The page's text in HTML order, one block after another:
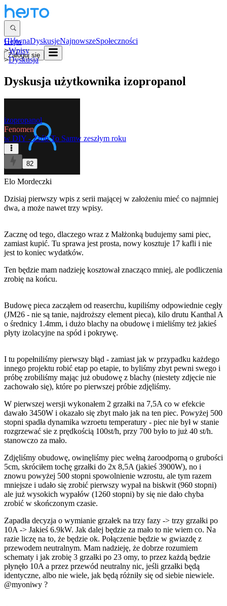
GłównaDyskusjeNajnowszeSpołeczności
Zaloguj się
Hejto
>Wpisy
>Dyskusja
Dyskusja użytkownika izopropanol
izopropanol
Fenomen
w DIY - Zrób To Samw zeszłym roku
82
Elo Mordeczki
Dzisiaj pierwszy wpis z serii mającej w założeniu mieć co najmniej
dwa, a może nawet trzy wpisy.
Zacznę od tego, dlaczego wraz z Małżonką budujemy sami piec,
zamiast kupić. Tu sprawa jest prosta, nowy kosztuje 17 kafli i nie
jest to koniec wydatków.
Ten będzie mam nadzieję kosztował znacząco mniej, ale podliczenia
zrobię na końcu.
Budowę pieca zacząłem od reaserchu, kupiliśmy odpowiednie cegły
(JM26 - nie są tanie, najdroższy element pieca), kilo drutu Kanthal A
o średnicy 1.4mm, i dużo blachy na obudowę i mieliśmy też jakieś
płyty izolacyjne na spód i pokrywę.
I tu popełniliśmy pierwszy błąd - zamiast jak w przypadku każdego
innego projektu robić etap po etapie, to byliśmy zbyt pewni swego i
próbę zrobiliśmy mając już obudowę z blachy (niestety zdjęcie nie
zachowało się), które po pierwszej próbie zdjęliśmy.
W pierwszej wersji wykonałem 2 grzałki na 7,5A co w efekcie
dawało 3450W i okazało się zbyt mało jak na ten piec. Powyżej 500
stopni spadła dynamika wzroetu temperatury - piec nie był w stanie
rozgrzewać sie z prędkością 100st/h, przy 700 było to już 40 st/h.
stanowczo za mało.
Zdjęliśmy obudowę, owinęliśmy piec wełną żaroodporną o grubości
5cm, skróciłem tochę grzałki do 2x 8,5A (jakieś 3900W), no i
znowu powyżej 500 stopni spowolnienie wzrostu, ale tym razem
mniejsze i udało się zrobić pierwszy wypał na biskwit (960 stopni)
ale już wysokich wypałów (1260 stopni) by się nie dało chyba
zrobić w skończonym czasie.
Zapadła decyzja o wymianie grzałek na trzy fazy -> trzy grzałki po
10A -> Jakieś 6.9kW. Jak dalej będzie za mało to nie wiem co. Na
razie liczę na to, że będzie ok. Połączenie będzie w gwiazdę z
przewodem neutralnym. Mam nadzieję, że dobrze rozumiem
schematy i jak zrobię 3 grzałki po 23 omy, to przez każdą będzie
płynęło 10A a przez przewód neutralny nic, jeśli grzałki będą
identyczne, albo nie wiele, jak będą różniły się od siebie niewiele.
@myoniwy ?